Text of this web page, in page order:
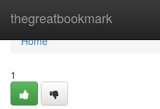
thegreatbookmark
Home
Home
1